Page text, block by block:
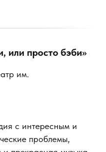
или просто бэби»
им.
с интересным и
проблемы,